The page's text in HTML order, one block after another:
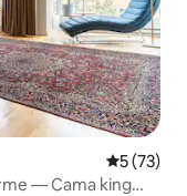
5 de uma
5 (73)
— Cama king